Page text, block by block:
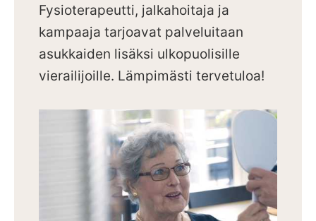
Fysioterapeutti, jalkahoitaja ja
kampaaja tarjoavat palveluitaan
asukkaiden lisäksi ulkopuolisille
vierailijoille. Lämpimästi tervetuloa!